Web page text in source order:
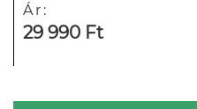
Ár:
29 990 Ft